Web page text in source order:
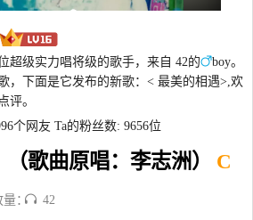
超级实力唱将级的歌手，来自 42的
boy。
，下面是它发布的新歌：< 最美的相遇>,欢
评。
个网友 Ta的粉丝数: 9656位
（歌曲原唱：李志洲） C
量： 42